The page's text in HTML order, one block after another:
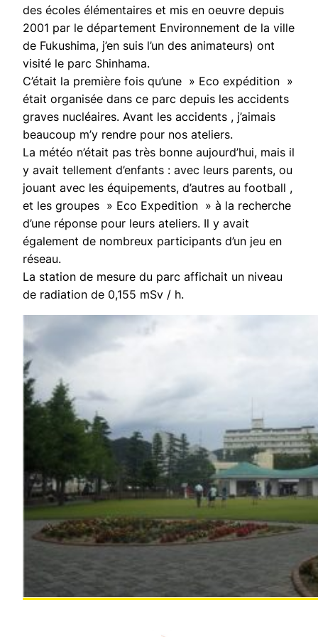
des écoles élémentaires et mis en oeuvre depuis
2001 par le département Environnement de la ville
de Fukushima, j’en suis l’un des animateurs) ont
visité le parc Shinhama.
C’était la première fois qu’une » Eco expédition »
était organisée dans ce parc depuis les accidents
graves nucléaires. Avant les accidents , j’aimais
beaucoup m’y rendre pour nos ateliers.
La météo n’était pas très bonne aujourd’hui, mais il
y avait tellement d’enfants : avec leurs parents, ou
jouant avec les équipements, d’autres au football ,
et les groupes » Eco Expedition » à la recherche
d’une réponse pour leurs ateliers. Il y avait
également de nombreux participants d’un jeu en
réseau.
La station de mesure du parc affichait un niveau
de radiation de 0,155 mSv / h.